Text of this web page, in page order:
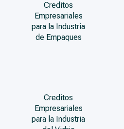
Creditos
Empresariales
para la Industria
de Empaques
Creditos
Empresariales
para la Industria